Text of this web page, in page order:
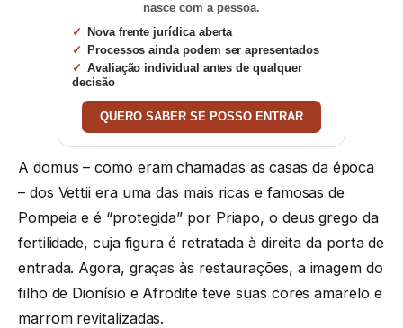
nasce com a pessoa.
Nova frente jurídica aberta
Processos ainda podem ser apresentados
Avaliação individual antes de qualquer
decisão
QUERO SABER SE POSSO ENTRAR
A domus – como eram chamadas as casas da época
– dos Vettii era uma das mais ricas e famosas de
Pompeia e é “protegida” por Priapo, o deus grego da
fertilidade, cuja figura é retratada à direita da porta de
entrada. Agora, graças às restaurações, a imagem do
filho de Dionísio e Afrodite teve suas cores amarelo e
marrom revitalizadas.